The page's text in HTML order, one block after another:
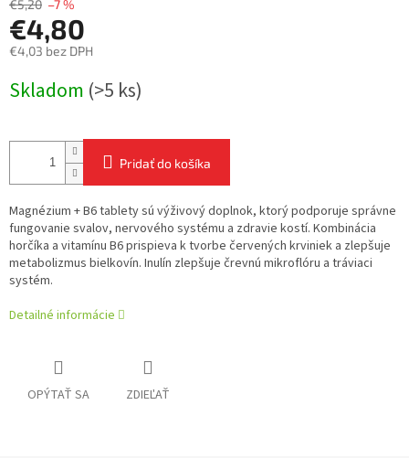
€5,20 –7 %
€4,80
€4,03 bez DPH
cena:
Skladom (>5 ks)
Pridať do košíka
Magnézium + B6 tablety sú výživový doplnok, ktorý podporuje správne
fungovanie svalov, nervového systému a zdravie kostí. Kombinácia
horčíka a vitamínu B6 prispieva k tvorbe červených krviniek a zlepšuje
metabolizmus bielkovín. Inulín zlepšuje črevnú mikroflóru a tráviaci
systém.
Detailné informácie
OPÝTAŤ SA ZDIEĽAŤ